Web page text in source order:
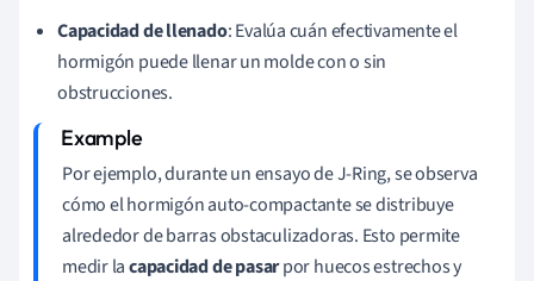
Capacidad de llenado: Evalúa cuán efectivamente el
hormigón puede llenar un molde con o sin
obstrucciones.
Por ejemplo, durante un ensayo de J-Ring, se observa
cómo el hormigón auto-compactante se distribuye
alrededor de barras obstaculizadoras. Esto permite
medir lacapacidad de pasarpor huecos estrechos y